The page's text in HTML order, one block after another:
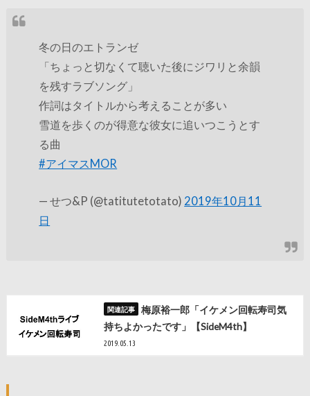
冬の日のエトランゼ
「ちょっと切なくて聴いた後にジワリと余韻
を残すラブソング」
作詞はタイトルから考えることが多い
雪道を歩くのが得意な彼女に追いつこうとす
る曲
#アイマスMOR
— せつ&P (@tatitutetotato) 2019年10月11
日
梅原裕一郎「イケメン回転寿司気
持ちよかったです」【SideM4th】
2019.05.13